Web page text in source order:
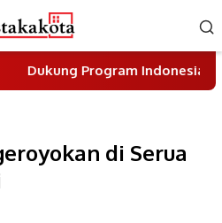
Indonesia Asri, DPC
di Serua